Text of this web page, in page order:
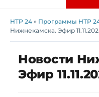
НТР 24 » Программы НТР
Нижнекамска. Эфир
Новости
Эфир